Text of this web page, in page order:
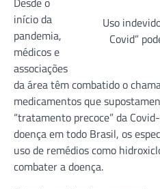
Uso
Covid”
início da
pandemia,
médicos e
associações
da área têm combatido o
medicamentos que
“tratamento precoce” da
doença em todo Brasil, os
uso de remédios como
combater a doença.